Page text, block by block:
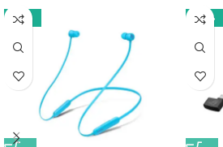
-18% -14%